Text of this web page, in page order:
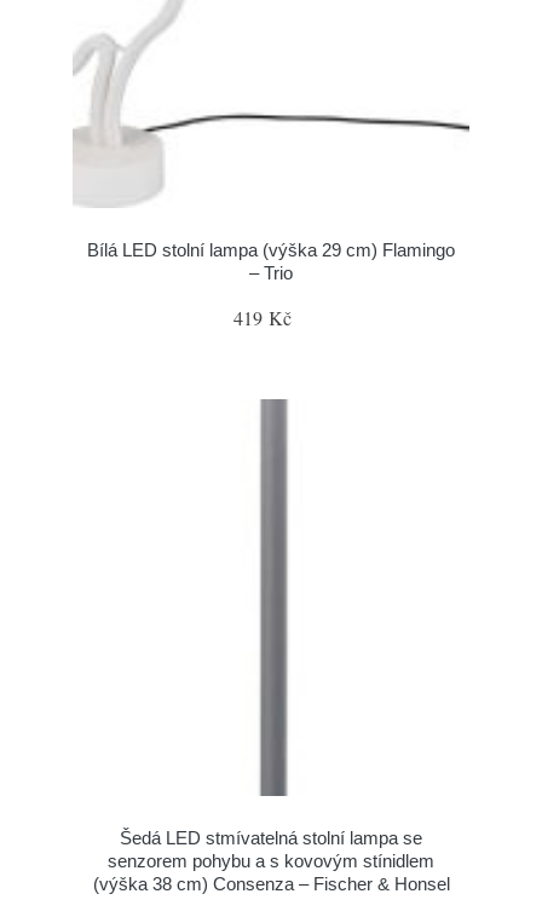
Bílá LED stolní lampa (výška 29 cm) Flamingo
– Trio
419 Kč
Šedá LED stmívatelná stolní lampa se
senzorem pohybu a s kovovým stínidlem
(výška 38 cm) Consenza – Fischer & Honsel